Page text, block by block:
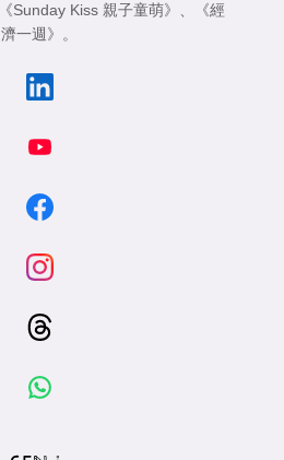
《Sunday Kiss 親子童萌》 、
《經
濟一週》 。